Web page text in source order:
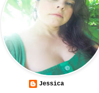
Jessica